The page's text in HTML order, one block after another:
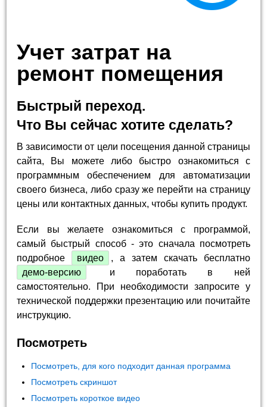
Учет затрат на
ремонт помещения
Быстрый переход.
Что Вы сейчас хотите сделать?
В зависимости от цели посещения данной страницы
сайта, Вы можете либо быстро ознакомиться с
программным обеспечением для автоматизации
своего бизнеса, либо сразу же перейти на страницу
цены или контактных данных, чтобы купить продукт.
Если вы желаете ознакомиться с программой,
самый быстрый способ - это сначала посмотреть
подробное
видео
, а затем скачать бесплатно
демо-версию
и поработать в ней
самостоятельно. При необходимости запросите у
технической поддержки презентацию или почитайте
инструкцию.
Посмотреть
Посмотреть, для кого подходит данная программа
Посмотреть скриншот
Посмотреть короткое видео